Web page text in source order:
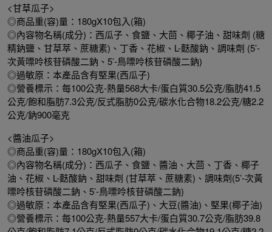
<甘草瓜子>
◎商品重(容)量：180gX10包入(箱)
◎內容物名稱(成分)：西瓜子、食鹽、大茴、椰子油、甜味劑 (糖
精鈉鹽、甘草萃、蔗糖素)、丁香、花椒、L-麩酸鈉、調味劑 (5’-
次黃嘌呤核苷磷酸二鈉、5’-鳥嘌呤核苷磷酸二鈉)
◎過敏原：本產品含有堅果(西瓜子)
◎營養標示：每100公克-熱量568大卡/蛋白質30.5公克/脂肪41.5
公克/飽和脂肪7.3公克/反式脂肪0公克/碳水化合物18.2公克/糖2.2
公克/鈉900毫克
<醬油瓜子>
◎商品重(容)量：180gX10包入(箱)
◎內容物名稱(成分)：西瓜子、食鹽、醬油、大茴、丁香、椰子
油、花椒、L-麩酸鈉、甜味劑 (甘草萃、蔗糖素)、調味劑(5’-次黃
嘌呤核苷磷酸二鈉、5’-鳥嘌呤核苷磷酸二鈉)
◎過敏原：本產品含有堅果(西瓜子)、大豆(醬油)、堅果(椰子油)
◎營養標示：每100公克-熱量557大卡/蛋白質30.7公克/脂肪39.8